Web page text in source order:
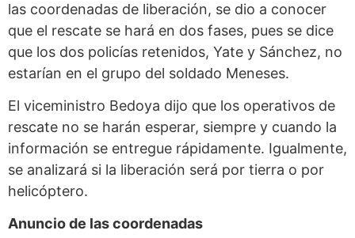
las coordenadas de liberación, se dio a conocer
que el rescate se hará en dos fases, pues se dice
que los dos policías retenidos, Yate y Sánchez, no
estarían en el grupo del soldado Meneses.
El viceministro Bedoya dijo que los operativos de
rescate no se harán esperar, siempre y cuando la
información se entregue rápidamente. Igualmente,
se analizará si la liberación será por tierra o por
helicóptero.
Anuncio de las coordenadas